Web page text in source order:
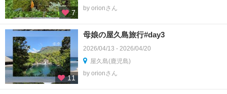
7
by orionさん
11
母娘の屋久島旅行#day3
2026/04/13 - 2026/04/20
屋久島(鹿児島)
by orionさん